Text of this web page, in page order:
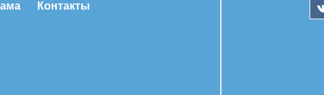
Контакты